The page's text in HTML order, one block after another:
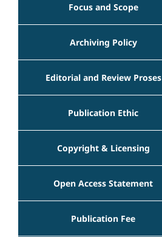
Focus and Scope
Archiving Policy
Editorial and Review Proses
Publication Ethic
Copyright & Licensing
Open Access Statement
Publication Fee